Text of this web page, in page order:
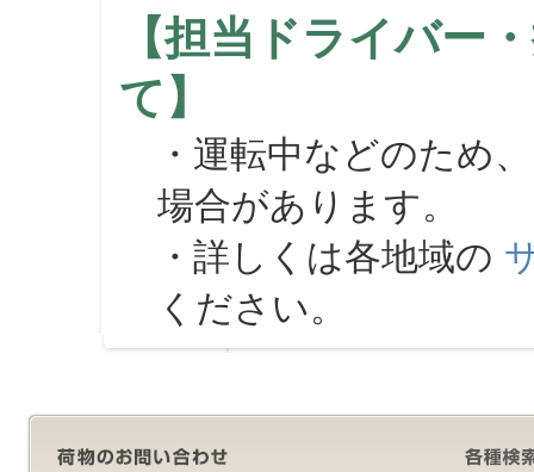
【担当ドライバー
て】
・運転中などのため
場合があります。
・詳しくは各地域の
ください。